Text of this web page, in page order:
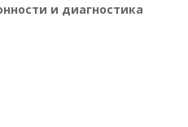
и диагностика